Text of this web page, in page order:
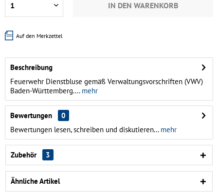
IN DEN WARENKORB
Auf den Merkzettel
Beschreibung
Feuerwehr Dienstbluse gemäß Verwaltungsvorschriften (VWV)
Baden-Württemberg....mehr
Bewertungen
0
Bewertungen lesen, schreiben und diskutieren...mehr
Zubehör 3
Ähnliche Artikel